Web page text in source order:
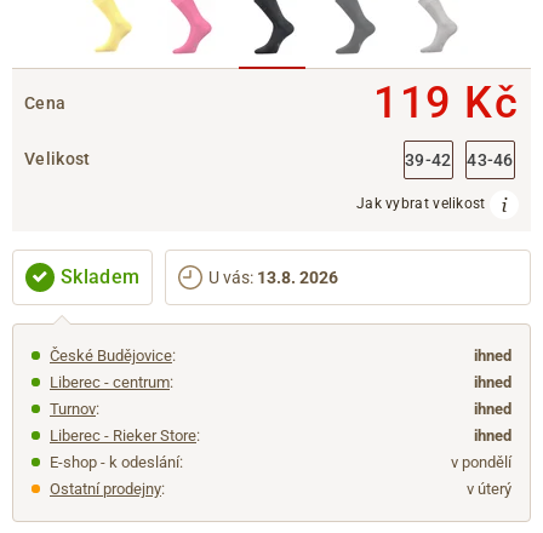
Cena 119 Kč
Velikost 39-42 43-46
Jak vybrat velikost
Skladem U vás: 13.8. 2026
České Budějovice:
ihned
Liberec - centrum:
ihned
Turnov:
ihned
Liberec - Rieker Store:
ihned
E-shop - k odeslání:
v pondělí
Ostatní prodejny: v úterý